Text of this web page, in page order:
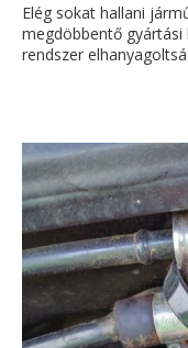
Elég sokat hallani
megdöbbentő gyártási
rendszer